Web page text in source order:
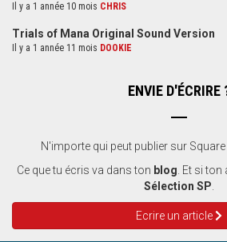
Il y a 1 année 10 mois CHRIS
Trials of Mana Original Sound Version
Il y a 1 année 11 mois DOOKIE
ENVIE D'ÉCRIRE
N'importe qui peut publier sur
Ce que tu écris va dans ton blog. Et si ton
Sélection SP.
Ecrire un article